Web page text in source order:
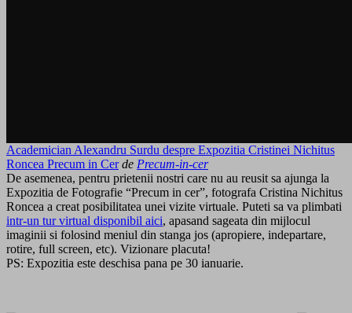
Academician Alexandru Surdu despre Expozitia Cristinei Nichitus
Roncea Precum in Cer de Precum-in-cer
De asemenea, pentru prietenii nostri care nu au reusit sa ajunga la
Expozitia de Fotografie “Precum in cer”, fotografa Cristina Nichitus
Roncea a creat posibilitatea unei vizite virtuale. Puteti sa va plimbati
intr-un tur virtual disponibil aici, apasand sageata din mijlocul
imaginii si folosind meniul din stanga jos (apropiere, indepartare,
rotire, full screen, etc). Vizionare placuta!
PS: Expozitia este deschisa pana pe 30 ianuarie.